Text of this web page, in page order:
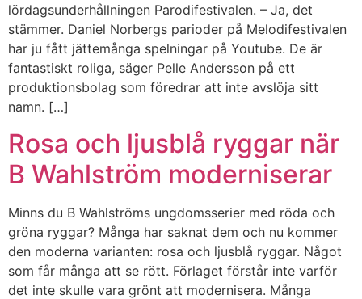
lördagsunderhållningen Parodifestivalen. – Ja, det
stämmer. Daniel Norbergs parioder på Melodifestivalen
har ju fått jättemånga spelningar på Youtube. De är
fantastiskt roliga, säger Pelle Andersson på ett
produktionsbolag som föredrar att inte avslöja sitt
namn. […]
Rosa och ljusblå ryggar när
B Wahlström moderniserar
Minns du B Wahlströms ungdomsserier med röda och
gröna ryggar? Många har saknat dem och nu kommer
den moderna varianten: rosa och ljusblå ryggar. Något
som får många att se rött. Förlaget förstår inte varför
det inte skulle vara grönt att modernisera. Många